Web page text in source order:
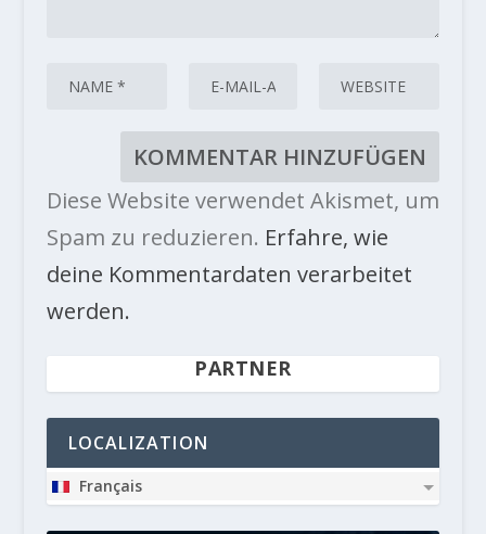
Diese Website verwendet Akismet, um
Spam zu reduzieren. Erfahre, wie
deine Kommentardaten verarbeitet
werden.
PARTNER
LOCALIZATION
Français